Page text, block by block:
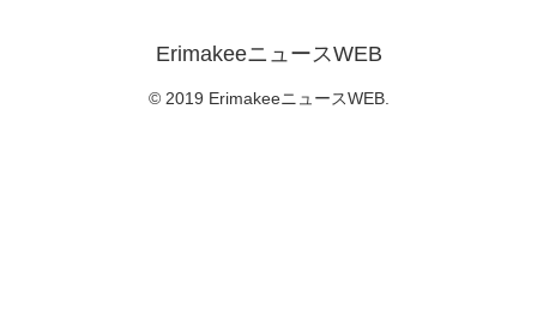
ErimakeeニュースWEB
© 2019 ErimakeeニュースWEB.